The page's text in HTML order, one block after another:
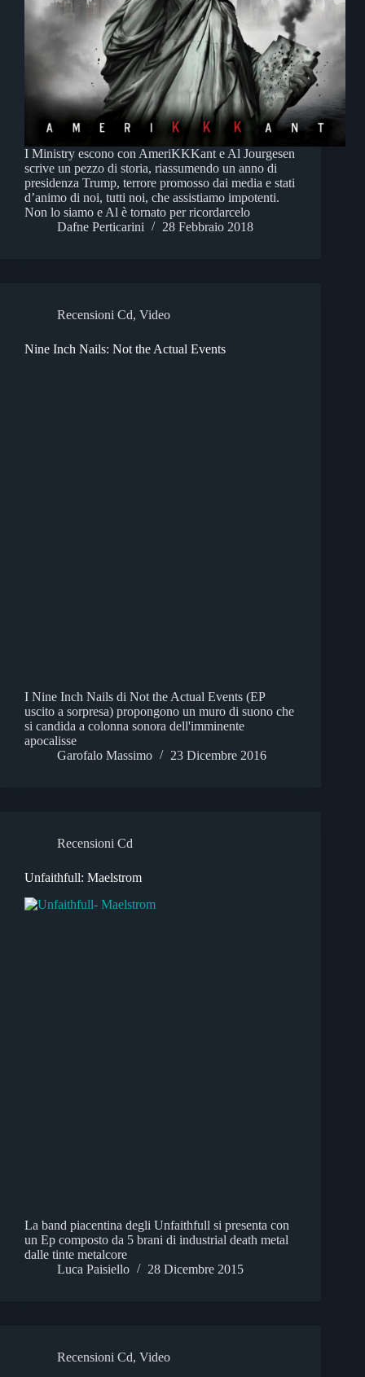
I Ministry escono con AmeriKKKant e Al Jourgesen
scrive un pezzo di storia, riassumendo un anno di
presidenza Trump, terrore promosso dai media e stati
d’animo di noi, tutti noi, che assistiamo impotenti.
Non lo siamo e Al è tornato per ricordarcelo
Dafne Perticarini
28 Febbraio 2018
Recensioni Cd, Video
Nine Inch Nails: Not the Actual Events
I Nine Inch Nails di Not the Actual Events (EP
uscito a sorpresa) propongono un muro di suono che
si candida a colonna sonora dell'imminente
apocalisse
Garofalo Massimo
23 Dicembre 2016
Recensioni Cd
Unfaithfull: Maelstrom
La band piacentina degli Unfaithfull si presenta con
un Ep composto da 5 brani di industrial death metal
dalle tinte metalcore
Luca Paisiello
28 Dicembre 2015
Recensioni Cd, Video